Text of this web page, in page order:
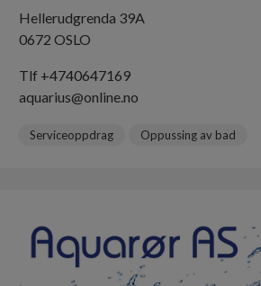
Hellerudgrenda 39A
0672 OSLO
Tlf +4740647169
aquarius@online.no
Oppussing av bad
Serviceoppdrag